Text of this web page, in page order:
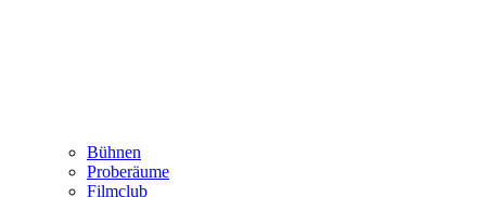
Bühnen
Proberäume
Filmclub